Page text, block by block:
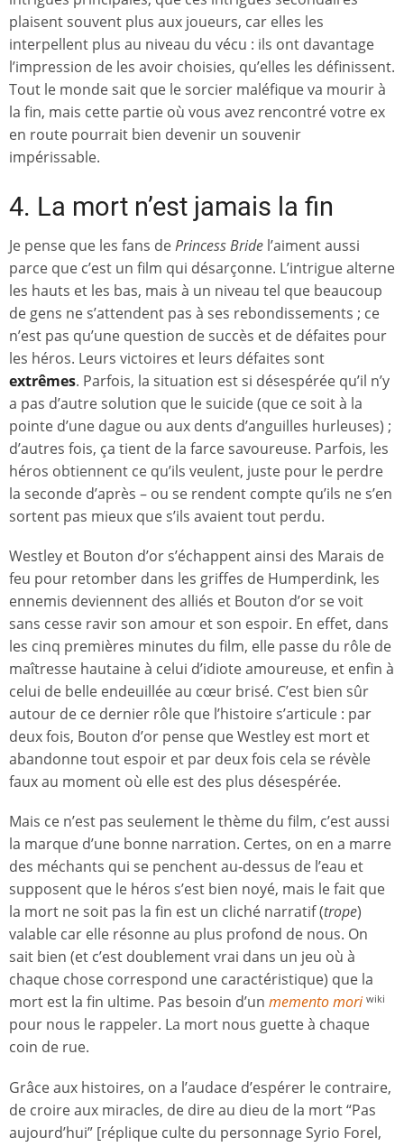
plaisent souvent plus aux joueurs, car elles les
interpellent plus au niveau du vécu : ils ont davantage
l’impression de les avoir choisies, qu’elles les définissent.
Tout le monde sait que le sorcier maléfique va mourir à
la fin, mais cette partie où vous avez rencontré votre ex
en route pourrait bien devenir un souvenir
impérissable.
4. La mort n’est jamais la fin
Je pense que les fans dePrincess Bride l’aiment aussi
parce que c’est un film qui désarçonne. L’intrigue alterne
les hauts et les bas, mais à un niveau tel que beaucoup
de gens ne s’attendent pas à ses rebondissements ; ce
n’est pas qu’une question de succès et de défaites pour
les héros. Leurs victoires et leurs défaites sont
extrêmes. Parfois, la situation est si désespérée qu’il n’y
a pas d’autre solution que le suicide (que ce soit à la
pointe d’une dague ou aux dents d’anguilles hurleuses) ;
d’autres fois, ça tient de la farce savoureuse. Parfois, les
héros obtiennent ce qu’ils veulent, juste pour le perdre
la seconde d’après – ou se rendent compte qu’ils ne s’en
sortent pas mieux que s’ils avaient tout perdu.
Westley et Bouton d’or s’échappent ainsi des Marais de
feu pour retomber dans les griffes de Humperdink, les
ennemis deviennent des alliés et Bouton d’or se voit
sans cesse ravir son amour et son espoir. En effet, dans
les cinq premières minutes du film, elle passe du rôle de
maîtresse hautaine à celui d’idiote amoureuse, et enfin à
celui de belle endeuillée au cœur brisé. C’est bien sûr
autour de ce dernier rôle que l’histoire s’articule : par
deux fois, Bouton d’or pense que Westley est mort et
abandonne tout espoir et par deux fois cela se révèle
faux au moment où elle est des plus désespérée.
Mais ce n’est pas seulement le thème du film, c’est aussi
la marque d’une bonne narration. Certes, on en a marre
des méchants qui se penchent au-dessus de l’eau et
supposent que le héros s’est bien noyé, mais le fait que
la mort ne soit pas la fin est un cliché narratif (trope)
valable car elle résonne au plus profond de nous. On
sait bien (et c’est doublement vrai dans un jeu où à
chaque chose correspond une caractéristique) que la
mort est la fin ultime. Pas besoin d’un memento mori wiki
pour nous le rappeler. La mort nous guette à chaque
coin de rue.
Grâce aux histoires, on a l’audace d’espérer le contraire,
de croire aux miracles, de dire au dieu de la mort “Pas
aujourd’hui” [réplique culte du personnage Syrio Forel,